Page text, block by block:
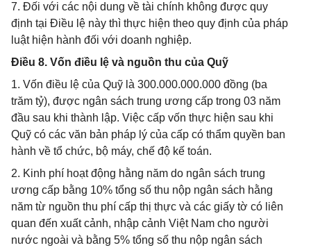
7. Đối với các nội dung về tài chính không được quy
định tại Điều lệ này thì thực hiện theo quy định của pháp
luật hiện hành đối với doanh nghiệp.
Điều 8. Vốn điều lệ và nguồn thu của Quỹ
1. Vốn điều lệ của Quỹ là 300.000.000.000 đồng (ba
trăm tỷ), được ngân sách trung ương cấp trong 03 năm
đầu sau khi thành lập. Việc cấp vốn thực hiện sau khi
Quỹ có các văn bản pháp lý của cấp có thẩm quyền ban
hành về tổ chức, bộ máy, chế độ kế toán.
2. Kinh phí hoạt động hằng năm do ngân sách trung
ương cấp bằng 10% tổng số thu nộp ngân sách hằng
năm từ nguồn thu phí cấp thị thực và các giấy tờ có liên
quan đến xuất cảnh, nhập cảnh Việt Nam cho người
nước ngoài và bằng 5% tổng số thu nộp ngân sách